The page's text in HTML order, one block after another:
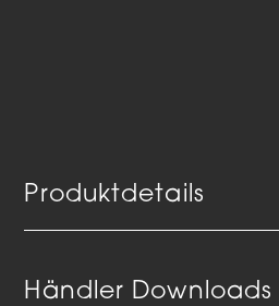
Produktdetails
Händler Downloads